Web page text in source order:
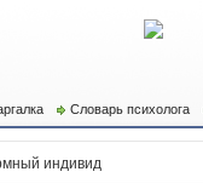
Словарь психолога
индивид